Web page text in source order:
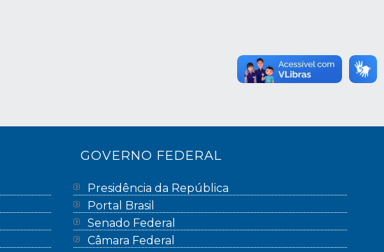
GOVERNO FEDERAL
Presidência da República
Portal Brasil
Senado Federal
Câmara Federal